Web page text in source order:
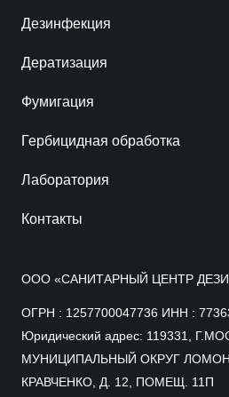
Дезинфекция
Дератизация
Фумигация
Гербицидная обработка
Лаборатория
Контакты
ООО «САНИТАРНЫЙ ЦЕНТР
ОГРН : 1257700047736 ИНН :
Юридический адрес: 119331,
МУНИЦИПАЛЬНЫЙ ОКРУГ
КРАВЧЕНКО, Д. 12, ПОМЕЩ. 11П